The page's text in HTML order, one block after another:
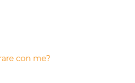
con me?